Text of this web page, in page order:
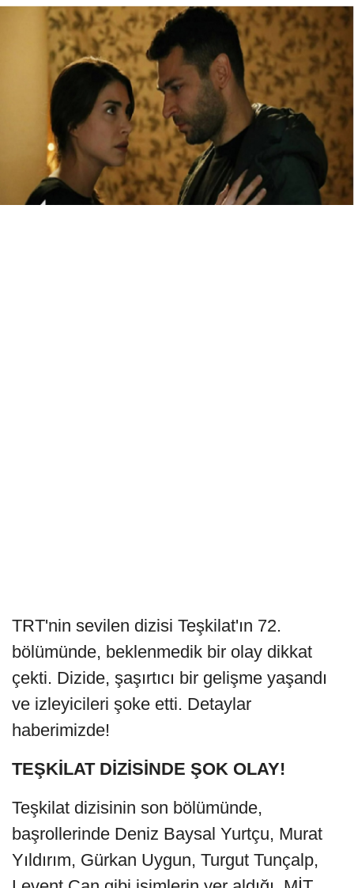
TRT'nin sevilen dizisi Teşkilat'ın 72.
bölümünde, beklenmedik bir olay dikkat
çekti. Dizide, şaşırtıcı bir gelişme yaşandı
ve izleyicileri şoke etti. Detaylar
haberimizde!
TEŞKİLAT DİZİSİNDE ŞOK OLAY!
Teşkilat dizisinin son bölümünde,
başrollerinde Deniz Baysal Yurtçu, Murat
Yıldırım, Gürkan Uygun, Turgut Tunçalp,